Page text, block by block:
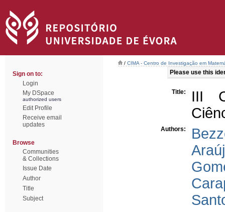
Sign on to:
Login
My DSpace
authorized users
Edit Profile
Receive email
updates
Browse
Communities
& Collections
Issue Date
Author
Title
Subject
/ CIMA - Centro de Investigação em
Please use this
Title:
III
Authors: